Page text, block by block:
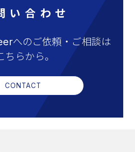
い合わせ
へのご依頼・ご相談は
ちらから。
CONTACT